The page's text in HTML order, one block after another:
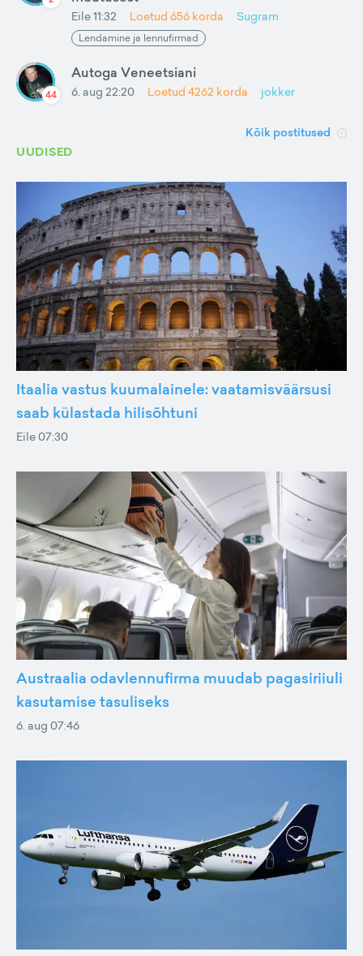
Eile 11:32 Loetud 656 korda Sugram
Lendamine ja lennufirmad
44
Autoga Veneetsiani
6. aug 22:20 Loetud 4262 korda jokker
Kõik postitused
UUDISED
Itaalia vastus kuumalainele: vaatamisväärsusi
saab külastada hilisõhtuni
Eile 07:30
Austraalia odavlennufirma muudab pagasiriiuli
kasutamise tasuliseks
6. aug 07:46